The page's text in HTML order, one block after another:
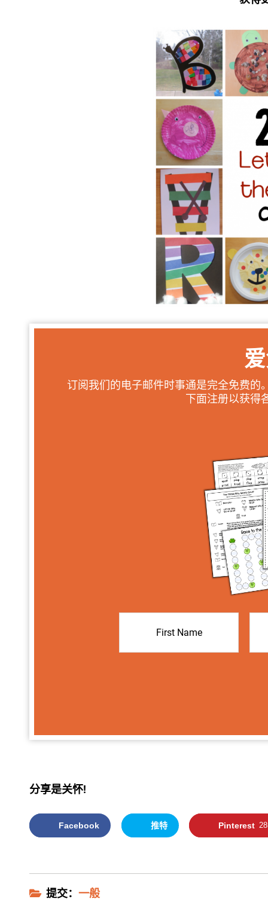
订阅我们的电子邮件时事通是完全免费
下面注册以获得
分享是关怀!
Facebook 推特 Pinterest
提交： 一般